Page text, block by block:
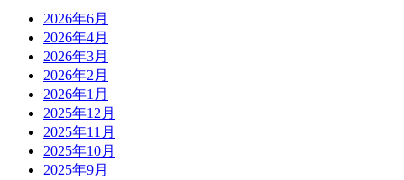
2026年6月
2026年4月
2026年3月
2026年2月
2026年1月
2025年12月
2025年11月
2025年10月
2025年9月